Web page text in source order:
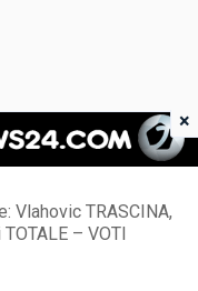
24
Vlahovic TRASCINA,
– VOTI
×